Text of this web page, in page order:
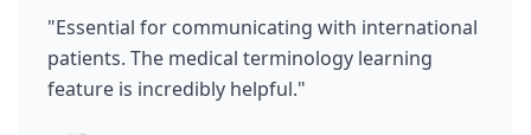
"Essential for communicating with international
patients. The medical terminology learning
feature is incredibly helpful."